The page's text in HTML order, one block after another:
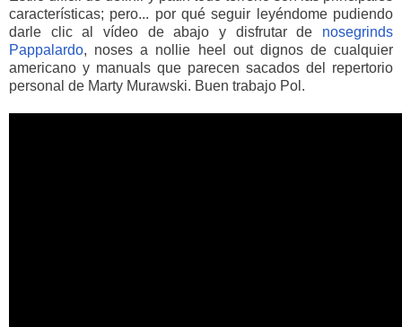
características; pero... por qué seguir leyéndome pudiendo
darle clic al vídeo de abajo y disfrutar de nosegrinds
Pappalardo, noses a nollie heel out dignos de cualquier
americano y manuals que parecen sacados del repertorio
personal de Marty Murawski. Buen trabajo Pol.